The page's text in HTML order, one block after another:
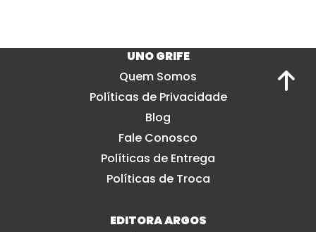
UNO GRIFE
Quem Somos
Políticas de Privacidade
Blog
Fale Conosco
Políticas de Entrega
Políticas de Troca
EDITORA ARGOS